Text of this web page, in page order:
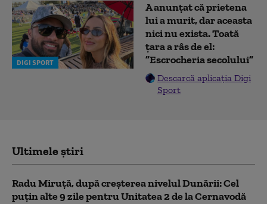
DIGI SPORT
A anunțat că prietena
lui a murit, dar aceasta
nici nu exista. Toată
țara a râs de el:
”Escrocheria secolului”
Descarcă aplicația Digi
Sport
Ultimele știri
Radu Miruță, după creșterea nivelul Dunării: Cel
puțin alte 9 zile pentru Unitatea 2 de la Cernavodă